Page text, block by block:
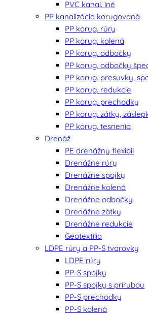
PVC kanal. iné
PP kanalizácia korugovaná
PP korug. rúry
PP korug. kolená
PP korug. odbočky
PP korug. odbočky
PP korug. presuvky,
PP korug. redukcie
PP korug. prechodky
PP korug. zátky,
PP korug. tesnenia
Drenáž
PE drenážny flexibil
Drenážne rúry
Drenážne spojky
Drenážne kolená
Drenážne odbočky
Drenážne zátky
Drenážne redukcie
Geotextília
LDPE rúry a PP-S tvarovky
LDPE rúry
PP-S spojky
PP-S spojky s prírubou
PP-S prechodky
PP-S kolená